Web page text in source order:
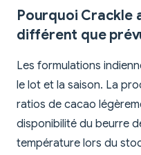
Pourquoi Crackle
différent que
Les formulations
le lot et la saison. La
ratios de cacao
disponibilité du beurre
température lors du